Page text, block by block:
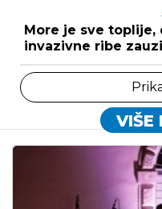
More je sve toplije,
invazivne ribe
VIŠE